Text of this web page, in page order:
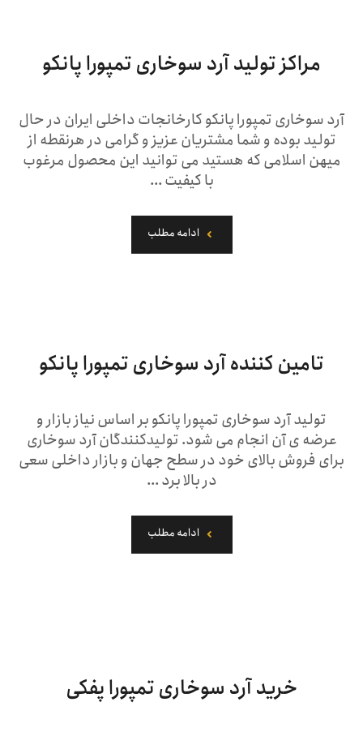
مراکز تولید آرد سوخاری تمپورا پانکو
آرد سوخاری تمپورا پانکو کارخانجات داخلی ایران در حال
تولید بوده و شما مشتریان عزیز و گرامی در هرنقطه از
میهن اسلامی که هستید می توانید این محصول مرغوب
با کیفیت ...
ادامه مطلب
تامین کننده آرد سوخاری تمپورا پانکو
تولید آرد سوخاری تمپورا پانکو بر اساس نیاز بازار و
عرضه ی آن انجام می شود. تولیدکنندگان آرد سوخاری
برای فروش بالای خود در سطح جهان و بازار داخلی سعی
در بالا برد ...
ادامه مطلب
خرید آرد سوخاری تمپورا پفکی